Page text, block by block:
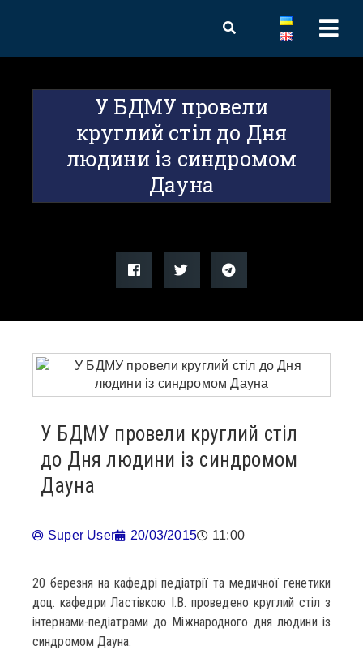
У БДМУ провели
круглий стіл до Дня
людини із синдромом
Дауна
У БДМУ провели круглий стіл
до Дня людини із синдромом
Дауна
Super User 20/03/2015 11:00
20 березня на кафедрі педіатрії та медичної генетики
доц. кафедри Ластівкою І.В. проведено круглий стіл з
інтернами-педіатрами до Міжнародного дня людини із
синдромом Дауна.